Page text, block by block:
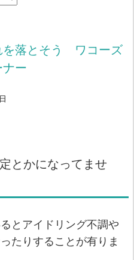
を落とそう ワコーズ
ナー
とかになってませ
とアイドリング不調や
たりすることが有りま